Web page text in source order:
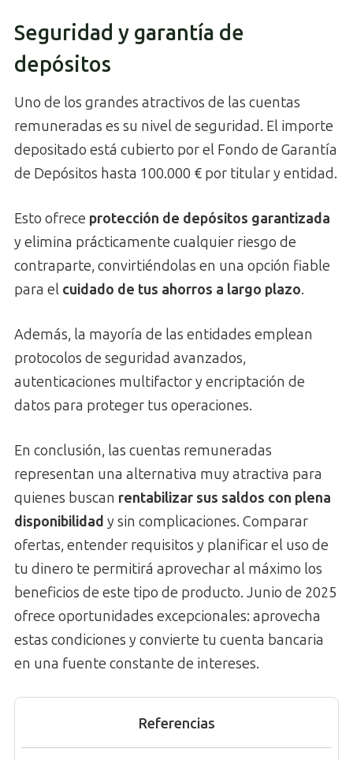
Seguridad y garantía de
depósitos
Uno de los grandes atractivos de las cuentas
remuneradas es su nivel de seguridad. El importe
depositado está cubierto por el Fondo de Garantía
de Depósitos hasta 100.000 € por titular y entidad.
Esto ofrece protección de depósitos garantizada
y elimina prácticamente cualquier riesgo de
contraparte, convirtiéndolas en una opción fiable
para el cuidado de tus ahorros a largo plazo.
Además, la mayoría de las entidades emplean
protocolos de seguridad avanzados,
autenticaciones multifactor y encriptación de
datos para proteger tus operaciones.
En conclusión, las cuentas remuneradas
representan una alternativa muy atractiva para
quienes buscan rentabilizar sus saldos con plena
disponibilidad y sin complicaciones. Comparar
ofertas, entender requisitos y planificar el uso de
tu dinero te permitirá aprovechar al máximo los
beneficios de este tipo de producto. Junio de 2025
ofrece oportunidades excepcionales: aprovecha
estas condiciones y convierte tu cuenta bancaria
en una fuente constante de intereses.
Referencias